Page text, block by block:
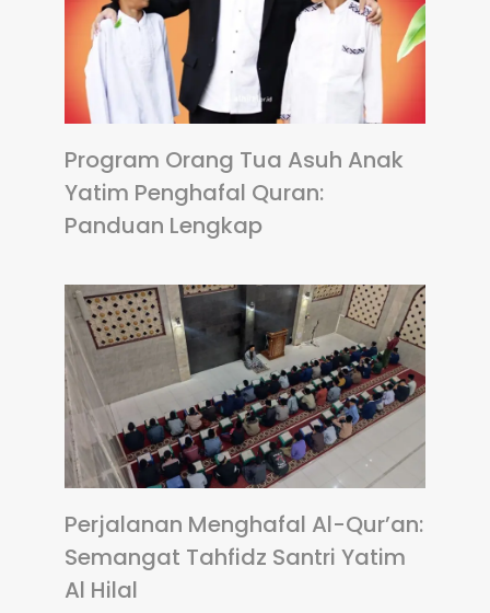
Program Orang Tua Asuh Anak
Yatim Penghafal Quran:
Panduan Lengkap
Perjalanan Menghafal Al-Qur’an:
Semangat Tahfidz Santri Yatim
Al Hilal